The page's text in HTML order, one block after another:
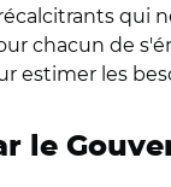
qui
chacun de
estimer les
le